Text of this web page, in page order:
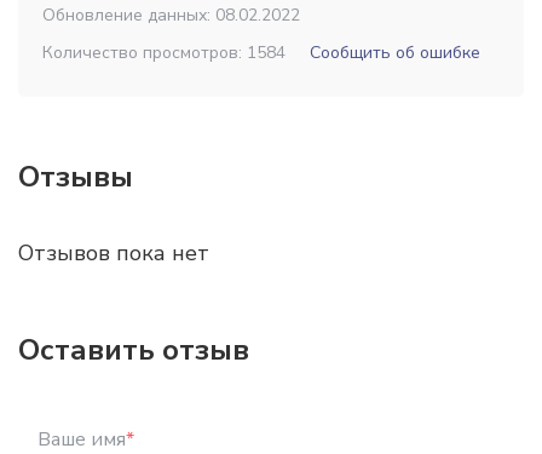
Обновление данных: 08.02.2022
Количество просмотров: 1584
Сообщить об ошибке
Отзывы
Отзывов пока нет
Оставить отзыв
Ваше имя*